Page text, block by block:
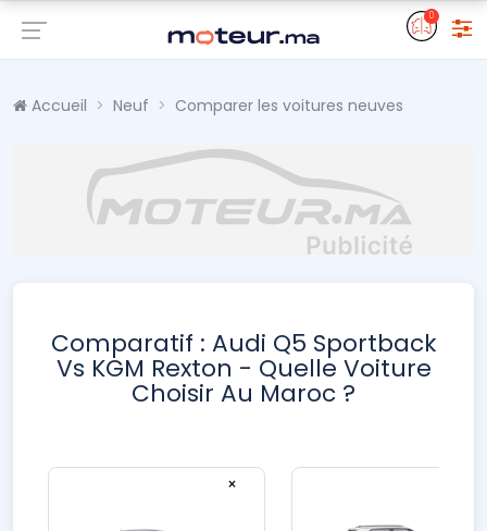
0
Accueil Neuf Comparer les voitures neuves
Comparatif : Audi Q5 Sportback
Vs KGM Rexton - Quelle Voiture
Choisir Au Maroc ?
×